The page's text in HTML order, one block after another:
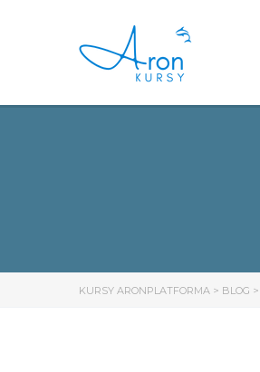
KURSY ARONPLATFORMA > BLOG >